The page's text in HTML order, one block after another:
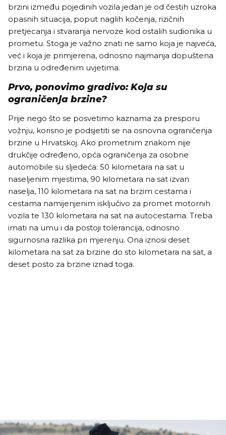
brzini između pojedinih vozila jedan je od čestih uzroka
opasnih situacija, poput naglih kočenja, rizičnih
pretjecanja i stvaranja nervoze kod ostalih sudionika u
prometu. Stoga je važno znati ne samo koja je najveća,
već i koja je primjerena, odnosno najmanja dopuštena
brzina u određenim uvjetima.
Prvo, ponovimo gradivo: Koja su
ograničenja brzine?
Prije nego što se posvetimo kaznama za presporu
vožnju, korisno je podsjetiti se na osnovna ograničenja
brzine u Hrvatskoj. Ako prometnim znakom nije
drukčije određeno, opća ograničenja za osobne
automobile su sljedeća: 50 kilometara na sat u
naseljenim mjestima, 90 kilometara na sat izvan
naselja, 110 kilometara na sat na brzim cestama i
cestama namijenjenim isključivo za promet motornih
vozila te 130 kilometara na sat na autocestama. Treba
imati na umu i da postoji tolerancija, odnosno
sigurnosna razlika pri mjerenju. Ona iznosi deset
kilometara na sat za brzine do sto kilometara na sat, a
deset posto za brzine iznad toga.